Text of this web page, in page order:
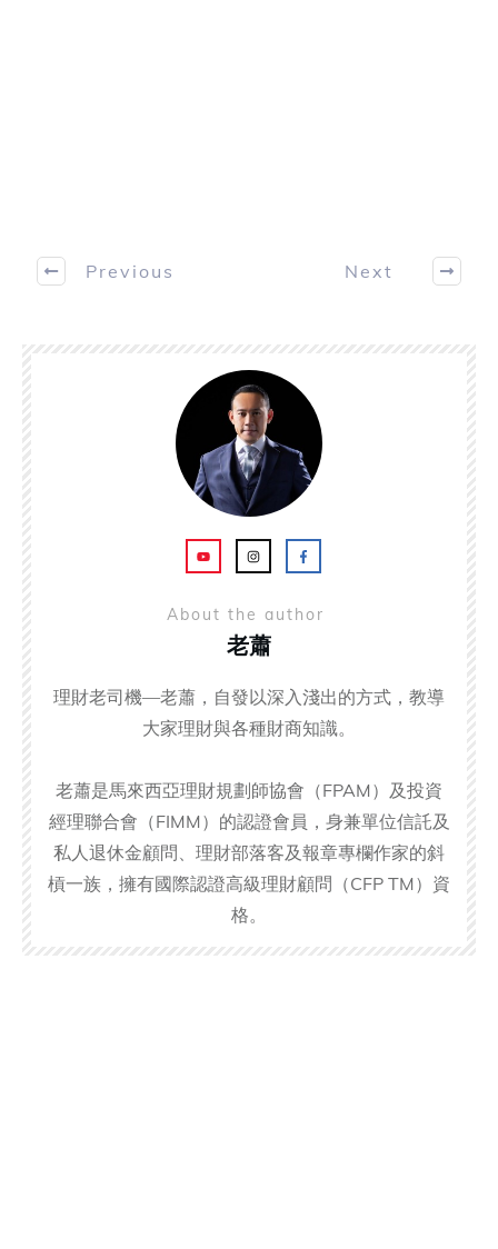
Previous Next
About the author
老蕭
理財老司機—老蕭，自發以深入淺出的方式，教導
大家理財與各種財商知識。
老蕭是馬來西亞理財規劃師協會（FPAM）及投資
經理聯合會（FIMM）的認證會員，身兼單位信託及
私人退休金顧問、理財部落客及報章專欄作家的斜
槓一族，擁有國際認證高級理財顧問（CFP TM）資
格。